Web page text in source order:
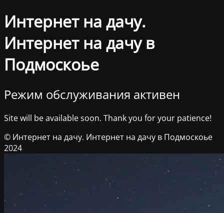
Интернет на дачу.
Интернет на дачу в
Подмоскоье
Режим обслуживания активен
Site will be available soon. Thank you for your patience!
© Интернет на дачу. Интернет на дачу в Подмоскоье
2024